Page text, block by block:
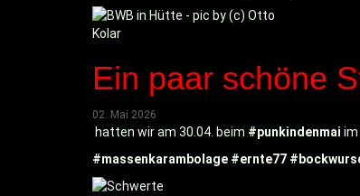
Ein paar schöne
02. Mai 2026
hatten wir am 30.04. beim #punkindenmai im
#massenkarambolage #ernte77